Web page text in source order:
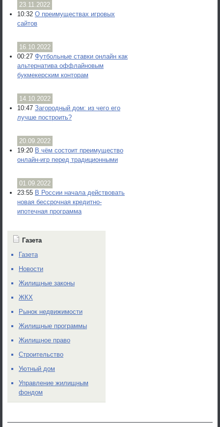
23.11.2022
10:32 О преимуществах игровых
сайтов
16.10.2022
00:27 Футбольные ставки онлайн как
альтернатива оффлайновым
букмекерским конторам
14.10.2022
10:47 Загородный дом: из чего его
лучше построить?
20.09.2022
19:20 В чём состоит преимущество
онлайн-игр перед традиционными
01.09.2022
23:55 В России начала действовать
новая бессрочная кредитно-
ипотечная программа
Газета
Газета
Новости
Жилищные законы
ЖКХ
Рынок недвижимости
Жилищные программы
Жилищное право
Строительство
Уютный дом
Управление жилищным
фондом